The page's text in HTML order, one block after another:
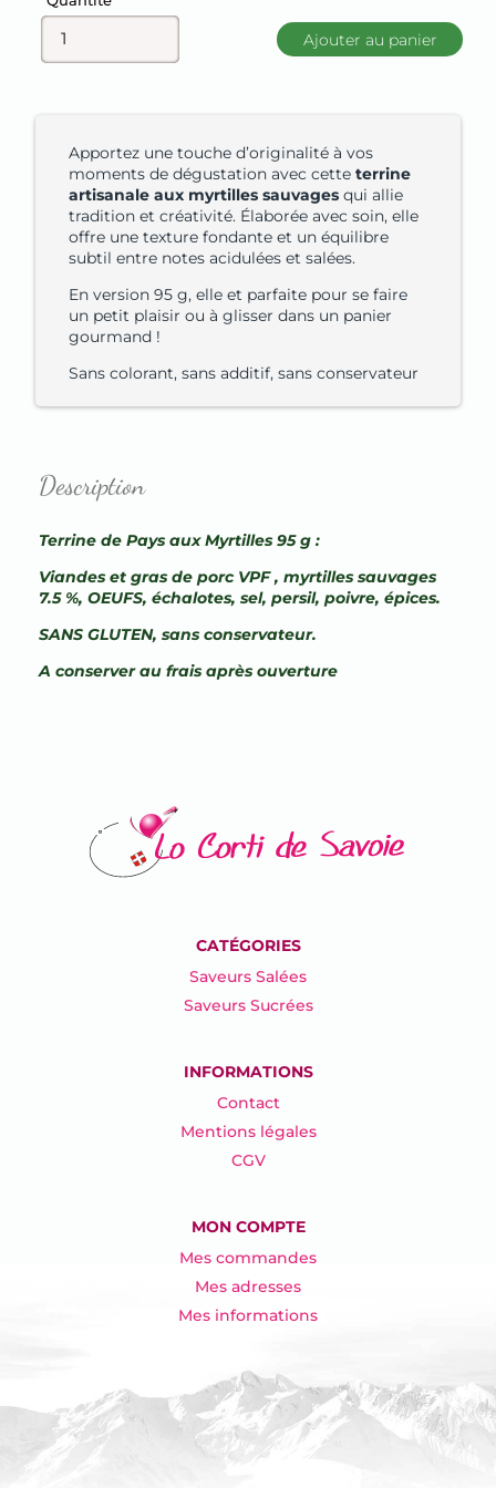
Ajouter au panier
Apportez une touche d’originalité à vos
moments de dégustation avec cette terrine
artisanale aux myrtilles sauvages qui allie
tradition et créativité. Élaborée avec soin, elle
offre une texture fondante et un équilibre
subtil entre notes acidulées et salées.
En version 95 g, elle et parfaite pour se faire
un petit plaisir ou à glisser dans un panier
gourmand !
Sans colorant, sans additif, sans conservateur
Description
Terrine de Pays aux Myrtilles 95 g :
Viandes et gras de porc VPF , myrtilles sauvages
7.5 %, OEUFS, échalotes, sel, persil, poivre, épices.
SANS GLUTEN, sans conservateur.
A conserver au frais après ouverture
CATÉGORIES
Saveurs Salées
Saveurs Sucrées
INFORMATIONS
Contact
Mentions légales
CGV
MON COMPTE
Mes commandes
Mes adresses
Mes informations